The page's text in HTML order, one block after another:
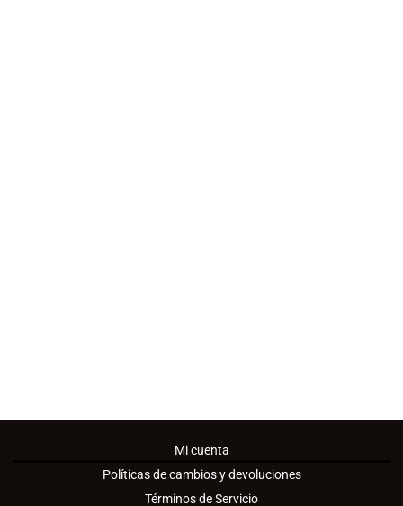
Mi cuenta
Políticas de cambios y devoluciones
Términos de Servicio